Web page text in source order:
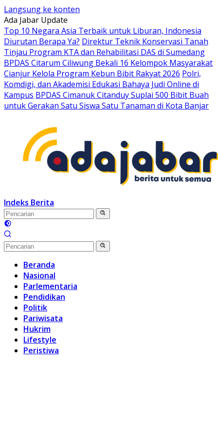
Langsung ke konten
Ada Jabar Update
Top 10 Negara Asia Terbaik untuk Liburan, Indonesia
Diurutan Berapa Ya? Direktur Teknik Konservasi Tanah
Tinjau Program KTA dan Rehabilitasi DAS di Sumedang
BPDAS Citarum Ciliwung Bekali 16 Kelompok Masyarakat
Cianjur Kelola Program Kebun Bibit Rakyat 2026 Polri,
Komdigi, dan Akademisi Edukasi Bahaya Judi Online di
Kampus BPDAS Cimanuk Citanduy Suplai 500 Bibit Buah
untuk Gerakan Satu Siswa Satu Tanaman di Kota Banjar
Indeks Berita
Beranda
Nasional
Parlementaria
Pendidikan
Politik
Pariwisata
Hukrim
Lifestyle
Peristiwa